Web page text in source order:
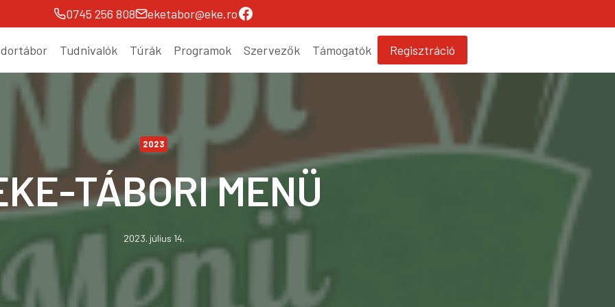
0745 256 808 eketabor@eke.roFacebook
Tudnivalók Túrák Programok Szervezők Támogatók Regisztráció
2023
TÁBORI MENÜ
2023. július 14.